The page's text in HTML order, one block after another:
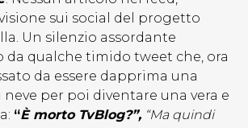
sui social del progetto
Un silenzio assordante
da qualche timido tweet che, ora
da essere dapprima una
per poi diventare una vera e
“È morto TvBlog?”, “Ma quindi